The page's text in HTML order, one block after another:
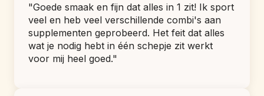
"Goede smaak en fijn dat alles in 1 zit! Ik sport
veel en heb veel verschillende combi's aan
supplementen geprobeerd. Het feit dat alles
wat je nodig hebt in één schepje zit werkt
voor mij heel goed."